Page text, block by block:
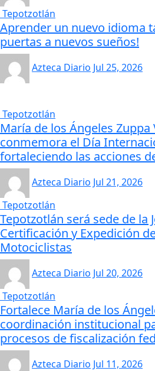
Tepotzotlán
Aprender un nuevo idioma
puertas a nuevos sueños!
Azteca Diario Jul 25, 2026
Tepotzotlán
María de los Ángeles Zuppa
conmemora el Día
fortaleciendo las acciones
Azteca Diario Jul 21, 2026
Tepotzotlán
Tepotzotlán será sede de la
Certificación y Expedición
Motociclistas
Azteca Diario Jul 20, 2026
Tepotzotlán
Fortalece María de los
coordinación institucional
procesos de fiscalización
Azteca Diario Jul 11, 2026